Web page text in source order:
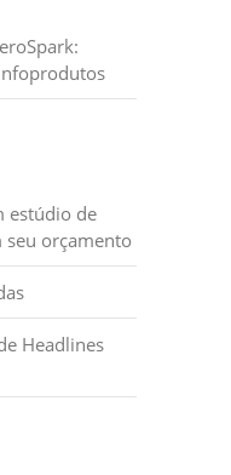
estúdio de
seu orçamento
Headlines